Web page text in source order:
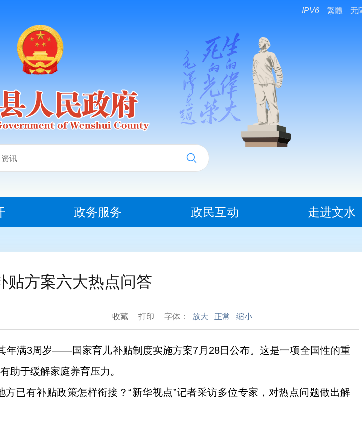
IPV6 繁體 无
政务服务 政民互动 走进文水
贴方案六大热点问答
收藏 打印 字体： 放大 正常 缩小
年满3周岁——国家育儿补贴制度实施方案7月28日公布。这是一项全国性的重
助于缓解家庭养育压力。
已有补贴政策怎样衔接？“新华视点”记者采访多位专家，对热点问题做出解